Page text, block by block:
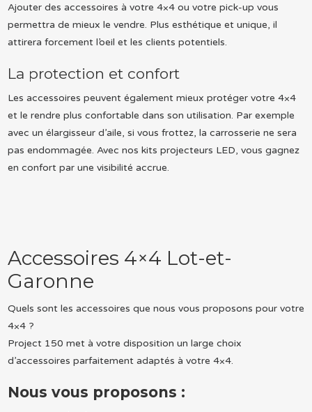
Ajouter des accessoires à votre 4×4 ou votre pick-up vous
permettra de mieux le vendre. Plus esthétique et unique, il
attirera forcement l’oeil et les clients potentiels.
La protection et confort
Les accessoires peuvent également mieux protéger votre 4×4
et le rendre plus confortable dans son utilisation. Par exemple
avec un élargisseur d’aile, si vous frottez, la carrosserie ne sera
pas endommagée. Avec nos kits projecteurs LED, vous gagnez
en confort par une visibilité accrue.
Accessoires 4×4 Lot-et-
Garonne
Quels sont les accessoires que nous vous proposons pour votre
4×4 ?
Project 150 met à votre disposition un large choix
d’accessoires parfaitement adaptés à votre 4×4.
Nous vous proposons :